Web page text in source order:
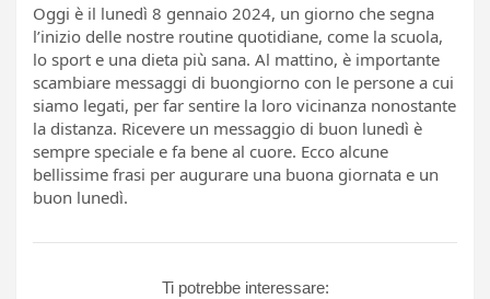
Oggi è il lunedì 8 gennaio 2024, un giorno che segna
l’inizio delle nostre routine quotidiane, come la scuola,
lo sport e una dieta più sana. Al mattino, è importante
scambiare messaggi di buongiorno con le persone a cui
siamo legati, per far sentire la loro vicinanza nonostante
la distanza. Ricevere un messaggio di buon lunedì è
sempre speciale e fa bene al cuore. Ecco alcune
bellissime frasi per augurare una buona giornata e un
buon lunedì.
Ti potrebbe interessare: